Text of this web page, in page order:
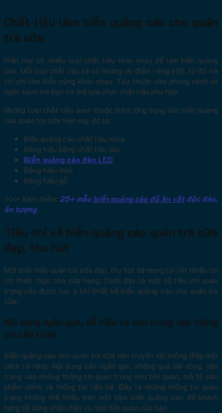
Chất liệu làm biển quảng cáo cho quán
trà sữa
Hiện nay có nhiều loại chất liệu khác nhau để làm biển quảng
cáo. Mỗi loại chất liệu sẽ có những ưu điểm riêng biệt, từ đó mà
chi phí làm biển cũng khác nhau. Tùy thuộc vào phong cách và
ngân sách mà bạn có thể lựa chọn chất liệu phù hợp.
Những loại chất liệu quen thuộc được ứng dụng làm biển quảng
cáo quán trà sữa hiện nay đó là:
Biển quảng cáo chất liệu mica
Bảng hiệu bằng chất liệu alu
Biển quảng cáo đèn LED
Bảng hiệu inox
Bảng hiệu gỗ
>>> Xem thêm: 25+ mẫubiển quảng cáo đồ ăn vặtđộc đáo,
ấn tượng
Tiêu chí về biển quảng cáo quán trà sữa
đẹp, thu hút
Một biển hiệu quán trà sữa đẹp, thu hút sẽ mang lại rất nhiều lợi
ích thiết thực cho cửa hàng. Dưới đây là một số tiêu chí quan
trọng cần được lưu ý khi thiết kế biển quảng cáo cho quán trà
sữa:
Nội dung ngắn gọn, dễ hiểu và chú trọng vào thông
tin cần thiết
Biển quảng cáo cho quán trà sữa nên truyền tải thông điệp một
cách rõ ràng. Nội dung cần ngắn gọn, không quá dài dòng, tập
trung vào những thông tin quan trọng như tên quán, mô tả sản
phẩm chính và thông tin liên hệ. Đây là những thông tin quan
trọng không thể thiếu trên một tấm biển quảng cáo để khách
hàng dễ dàng nhận diện và nhớ đến quán của bạn.